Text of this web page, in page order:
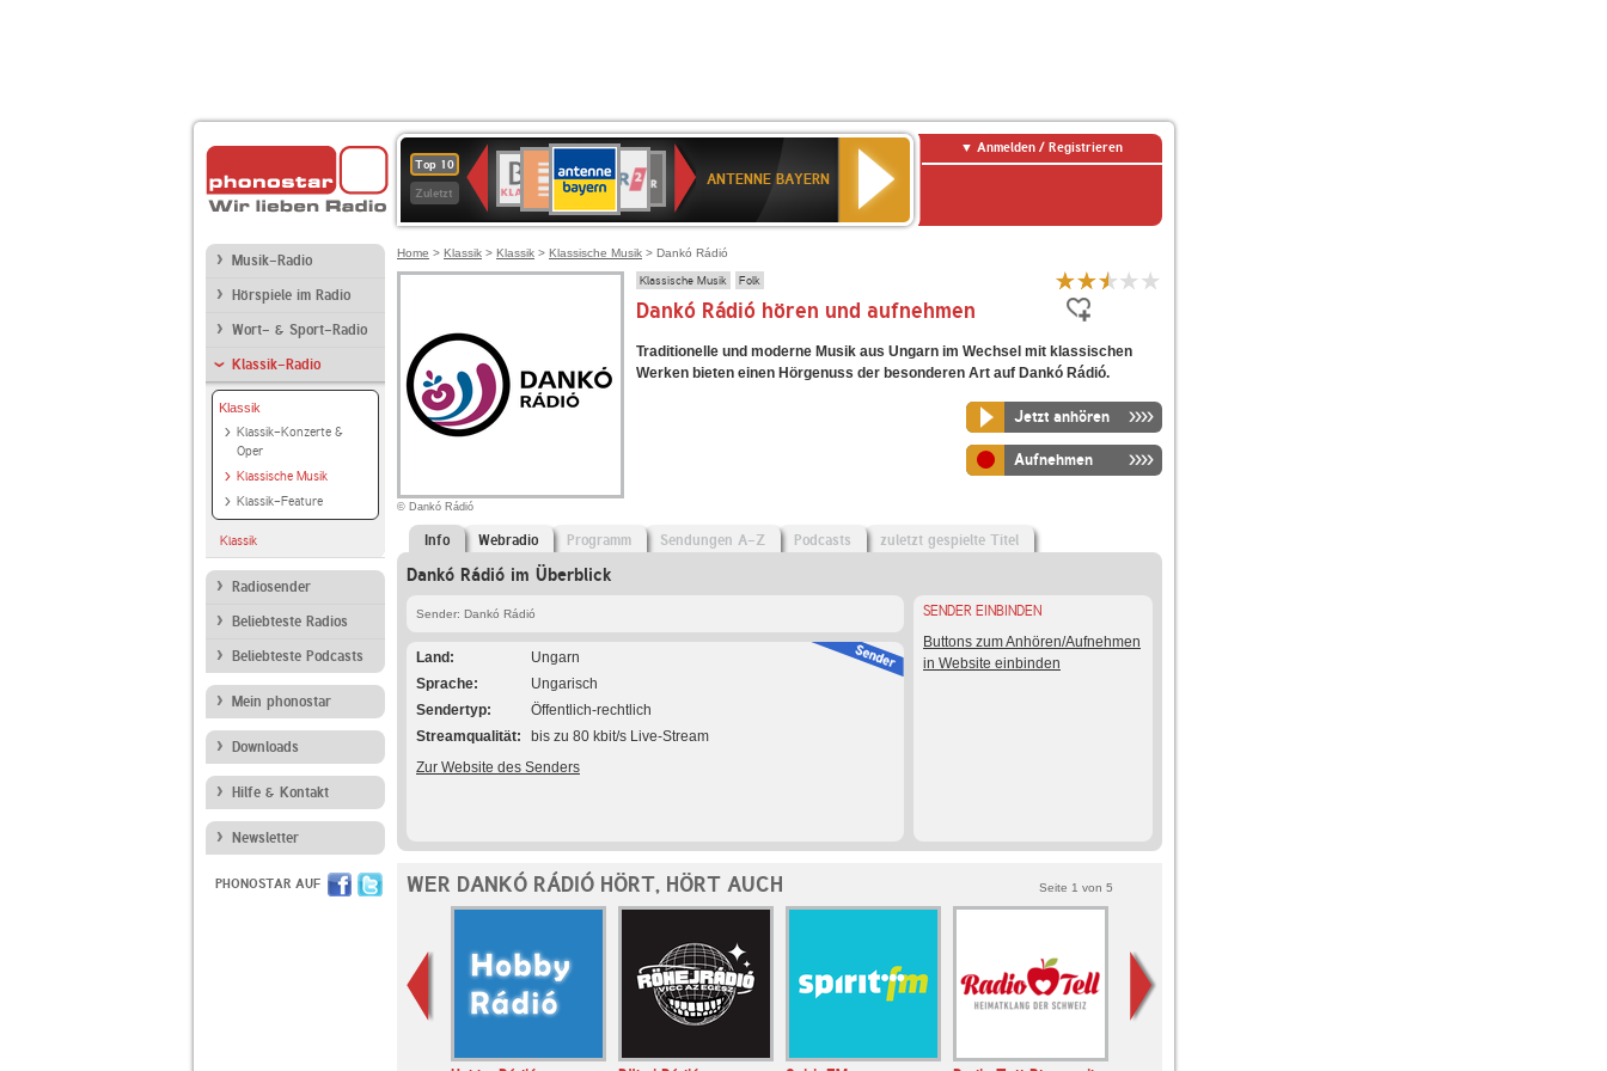
Top 10
Zuletzt
Deutschlandfunk
80er
90er
OLDIE
ANTENNE
SWR3
WDR
4
BR-
KLASSIK
Deutschlandfunk
KulturBAYERN
2
SWR
Kultur
NDR
2
ANTENNE BAYERN
Anmelden / Registrieren
Musik-Radio
Hörspiele im Radio
Wort- & Sport-Radio
Klassik-Radio
Klassik
Klassik-Konzerte &
Oper
Klassische Musik
Klassik-Feature
Klassik
Radiosender
Beliebteste Radios
Beliebteste Podcasts
Mein phonostar
Downloads
Hilfe & Kontakt
Newsletter
PHONOSTAR AUF
Home > Klassik > Klassik > Klassische Musik > Dankó Rádió
© Dankó Rádió
Klassische Musik Folk
Dankó Rádió hören und aufnehmen
Traditionelle und moderne Musik aus Ungarn im Wechsel mit klassischen
Werken bieten einen Hörgenuss der besonderen Art auf Dankó Rádió.
Jetzt anhören
Aufnehmen
Info Webradio Programm Sendungen A-Z Podcasts zuletzt gespielte Titel
Dankó Rádió im Überblick
Sender: Dankó Rádió
Land
Ungarn
Sprache
Ungarisch
Sendertyp
Öffentlich-rechtlich
Streamqualität
bis zu 80 kbit/s Live-Stream
Zur Website des Senders
SENDER EINBINDEN
Buttons zum Anhören/Aufnehmen
in Website einbinden
WER DANKÓ RÁDIÓ HÖRT, HÖRT AUCH Seite 1 von 5